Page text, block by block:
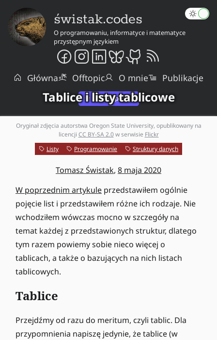
świstak.codes
O programowaniu, informatyce i matematyce
przystępnym językiem
Główna Offtopic O mnie Publikacje
Tablice i listy tablicowe
Oryginał zdjęcia autorstwa Oregon State University, opublikowany na
licencji CC BY-SA 2.0w serwisie Flickr
Listy
Programowanie Struktury danych
Tomasz Świstak, 8 maja 2020
W poprzednim artykule przedstawiłem ogólnie
pojęcie list i przedstawiłem różne ich rodzaje. Nie
wchodziłem wówczas mocno w szczegóły na
temat każdej z przedstawionych struktur, dlatego
tym razem powiemy sobie nieco więcej o
tablicach, a także o bazujących na nich listach
tablicowych.
Tablice
Przejdźmy od razu do meritum, czyli tablic. Dla
przypomnienia napiszę jedynie, że tablice (w